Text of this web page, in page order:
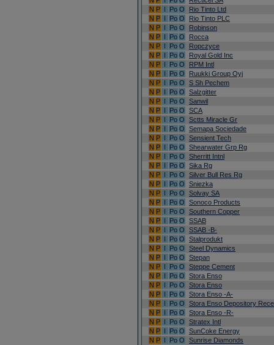
N P I Po O
Rio Tinto Ltd
N P I Po O
Rio Tinto PLC
N P I Po O
Robinson
N P I Po O
Rocca
N P I Po O
Ropczyce
N P I Po O
Royal Gold Inc
N P I Po O
RPM Intl
N P I Po O
Ruukki Group Oyj
N P I Po O
S Sh Pechem
N P I Po O
Salzgitter
N P I Po O
Sanwil
N P I Po O
SCA
N P I Po O
Sctts Miracle Gr
N P I Po O
Semapa Sociedade
N P I Po O
Sensient Tech
N P I Po O
Shearwater Grp Rg
N P I Po O
Sherritt Intnl
N P I Po O
Sika Rg
N P I Po O
Silver Bull Res Rg
N P I Po O
Sniezka
N P I Po O
Solvay SA
N P I Po O
Sonoco Products
N P I Po O
Southern Copper
N P I Po O
SSAB
N P I Po O
SSAB -B-
N P I Po O
Stalprodukt
N P I Po O
Steel Dynamics
N P I Po O
Stepan
N P I Po O
Steppe Cement
N P I Po O
Stora Enso
N P I Po O
Stora Enso
N P I Po O
Stora Enso -A-
N P I Po O
Stora Enso Depository
N P I Po O
Stora Enso -R-
N P I Po O
Stratex Intl
N P I Po O
SunCoke Energy
N P I Po O
Sunrise Diamonds